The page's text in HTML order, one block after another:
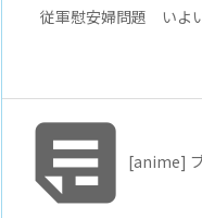
従軍慰安婦問題 いよ
[anime]